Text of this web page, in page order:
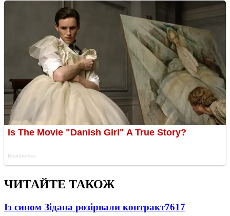
ЧИТАЙТЕ ТАКОЖ
Із сином Зідана розірвали контракт7617